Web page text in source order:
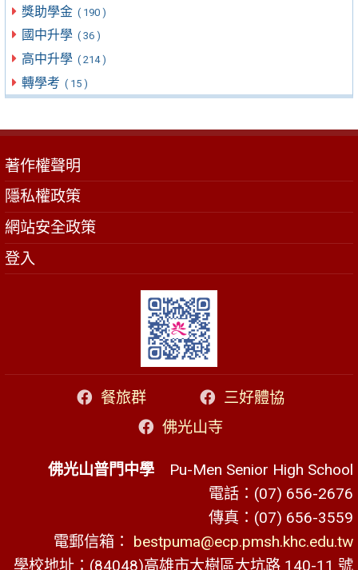
獎助學金 ( 190 )
國中升學 ( 36 )
高中升學 ( 214 )
轉學考 ( 15 )
著作權聲明
隱私權政策
網站安全政策
登入
餐旅群
三好體協
佛光山寺
佛光山普門中學 Pu-Men Senior High School
電話：(07) 656-2676
傳真：(07) 656-3559
電郵信箱： bestpuma@ecp.pmsh.khc.edu.tw
學校地址：(84048)高雄市大樹區大坑路 140-11 號